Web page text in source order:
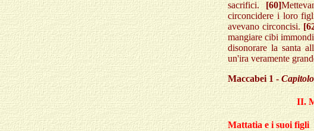
sacrifici.[60]
circoncidere i loro
avevano circoncisi.
mangiare cibi immondi
disonorare la santa
un'ira veramente
Maccabei 1 -
II.
Mattatia e i suoi figli